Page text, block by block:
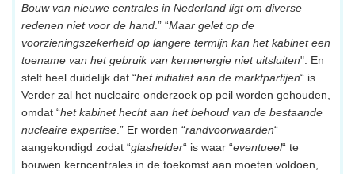
Bouw van nieuwe centrales in Nederland ligt om diverse
redenen niet voor de hand .” “Maar gelet op de
voorzieningszekerheid op langere termijn kan het kabinet een
toename van het gebruik van kernenergie niet uitsluiten". En
stelt heel duidelijk dat “het initiatief aan de marktpartijen“ is.
Verder zal het nucleaire onderzoek op peil worden gehouden,
omdat “het kabinet hecht aan het behoud van de bestaande
nucleaire expertise .” Er worden “randvoorwaarden“
aangekondigd zodat “glashelder“ is waar “eventueel“ te
bouwen kerncentrales in de toekomst aan moeten voldoen,